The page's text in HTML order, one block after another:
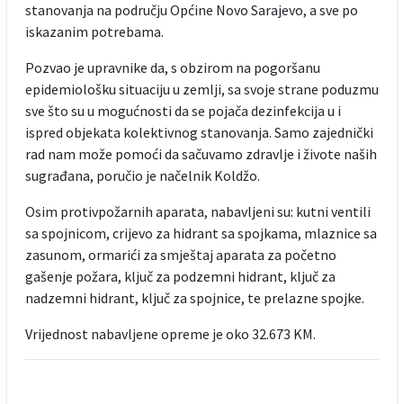
stanovanja na području Općine Novo Sarajevo, a sve po
iskazanim potrebama.
Pozvao je upravnike da, s obzirom na pogoršanu
epidemiološku situaciju u zemlji, sa svoje strane poduzmu
sve što su u mogućnosti da se pojača dezinfekcija u i
ispred objekata kolektivnog stanovanja. Samo zajednički
rad nam može pomoći da sačuvamo zdravlje i živote naših
sugrađana, poručio je načelnik Koldžo.
Osim protivpožarnih aparata, nabavljeni su: kutni ventili
sa spojnicom, crijevo za hidrant sa spojkama, mlaznice sa
zasunom, ormarići za smještaj aparata za početno
gašenje požara, ključ za podzemni hidrant, ključ za
nadzemni hidrant, ključ za spojnice, te prelazne spojke.
Vrijednost nabavljene opreme je oko 32.673 KM.